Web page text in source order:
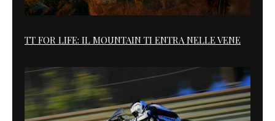
TT FOR LIFE: IL MOUNTAIN TI ENTRA NELLE VENE